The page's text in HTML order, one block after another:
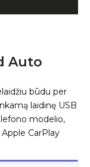
Auto
būdu per
laidinę USB
modelio,
CarPlay